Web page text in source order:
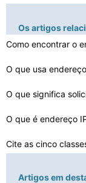
Os artigos
O que significa
O que é endereço
Artigos em